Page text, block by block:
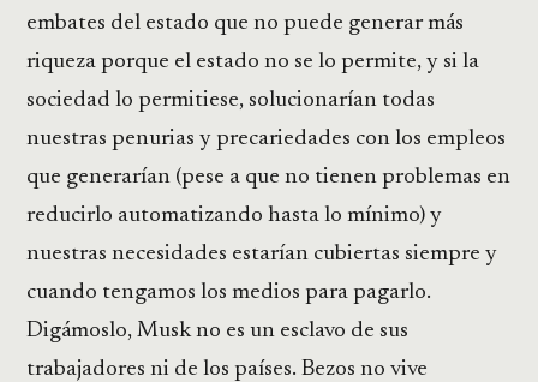
embates del estado que no puede generar más
riqueza porque el estado no se lo permite, y si la
sociedad lo permitiese, solucionarían todas
nuestras penurias y precariedades con los empleos
que generarían (pese a que no tienen problemas en
reducirlo automatizando hasta lo mínimo) y
nuestras necesidades estarían cubiertas siempre y
cuando tengamos los medios para pagarlo.
Digámoslo, Musk no es un esclavo de sus
trabajadores ni de los países. Bezos no vive